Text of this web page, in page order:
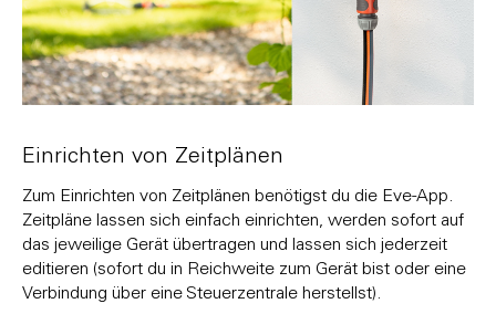
Einrichten von Zeitplänen
Zum Einrichten von Zeitplänen benötigst du die Eve-App.
Zeitpläne lassen sich einfach einrichten, werden sofort auf
das jeweilige Gerät übertragen und lassen sich jederzeit
editieren (sofort du in Reichweite zum Gerät bist oder eine
Verbindung über eine Steuerzentrale herstellst).